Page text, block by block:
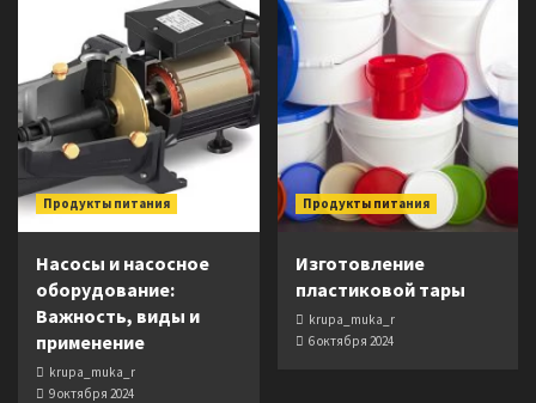
Продукты питания
Насосы и насосное
оборудование:
Важность, виды и
применение
krupa_muka_r
9 октября 2024
Продукты питания
Изготовление
пластиковой тары
krupa_muka_r
6 октября 2024